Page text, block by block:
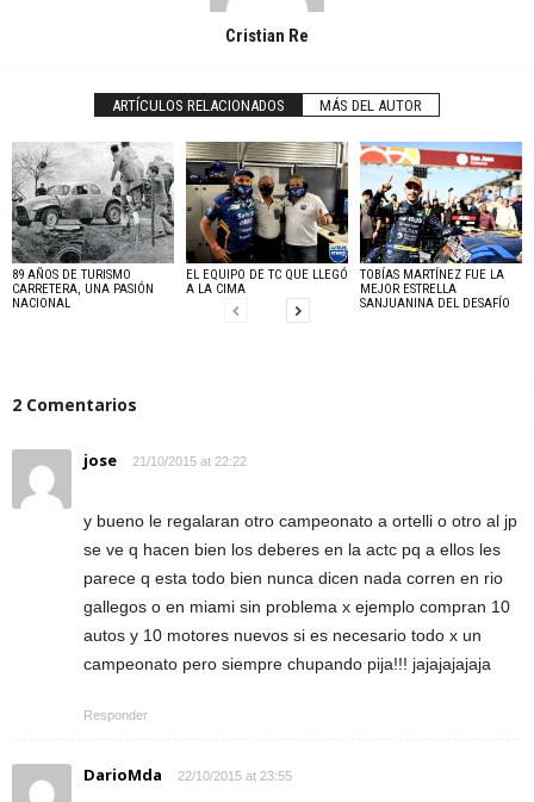
Cristian Re
ARTÍCULOS RELACIONADOS MÁS DEL AUTOR
89 AÑOS DE TURISMO
CARRETERA, UNA PASIÓN
NACIONAL
EL EQUIPO DE TC QUE LLEGÓ
A LA CIMA
TOBÍAS MARTÍNEZ FUE LA
MEJOR ESTRELLA
SANJUANINA DEL DESAFÍO
2 Comentarios
jose 21/10/2015 at 22:22
y bueno le regalaran otro campeonato a ortelli o otro al jp
se ve q hacen bien los deberes en la actc pq a ellos les
parece q esta todo bien nunca dicen nada corren en rio
gallegos o en miami sin problema x ejemplo compran 10
autos y 10 motores nuevos si es necesario todo x un
campeonato pero siempre chupando pija!!! jajajajajaja
Responder
DarioMda 22/10/2015 at 23:55